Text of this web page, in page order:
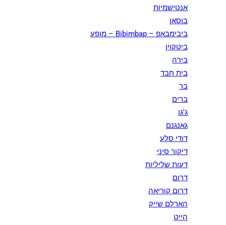
אנטישמיות
בוסאן
ביבימבאפ – Bibimbap – מופע
ביטקוין
בירה
בית חבד
בר
ברים
ג'גו
גאנגנם
דודי סלע
דיקור סיני
דעות שליליות
דרום
דרום קוריאה
הארלם שייק
הייט